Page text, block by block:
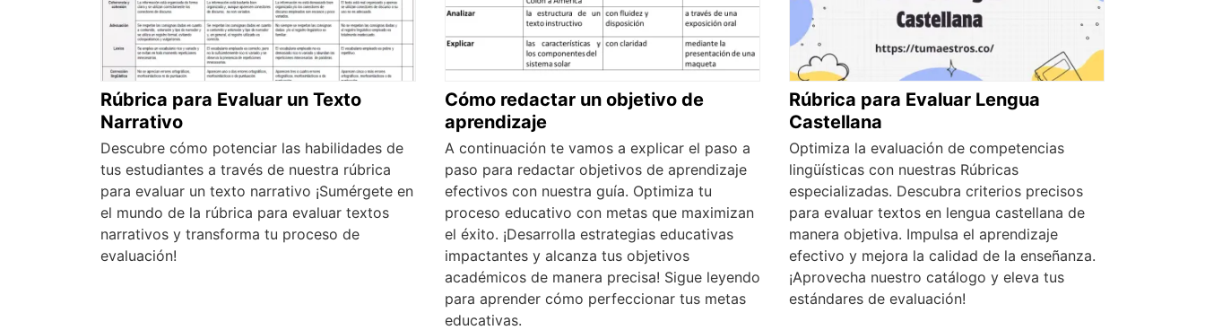
Rúbrica para Evaluar un Texto
Narrativo
Descubre cómo potenciar las habilidades de
tus estudiantes a través de nuestra rúbrica
para evaluar un texto narrativo ¡Sumérgete en
el mundo de la rúbrica para evaluar textos
narrativos y transforma tu proceso de
evaluación!
Cómo redactar un objetivo de
aprendizaje
A continuación te vamos a explicar el paso a
paso para redactar objetivos de aprendizaje
efectivos con nuestra guía. Optimiza tu
proceso educativo con metas que maximizan
el éxito. ¡Desarrolla estrategias educativas
impactantes y alcanza tus objetivos
académicos de manera precisa! Sigue leyendo
para aprender cómo perfeccionar tus metas
educativas.
Rúbrica para Evaluar Lengua
Castellana
Optimiza la evaluación de competencias
lingüísticas con nuestras Rúbricas
especializadas. Descubra criterios precisos
para evaluar textos en lengua castellana de
manera objetiva. Impulsa el aprendizaje
efectivo y mejora la calidad de la enseñanza.
¡Aprovecha nuestro catálogo y eleva tus
estándares de evaluación!